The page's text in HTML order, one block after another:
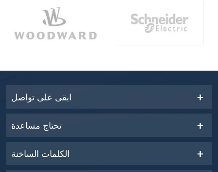
ابقى على تواصل
تحتاج مساعدة
الكلمات الساخنة